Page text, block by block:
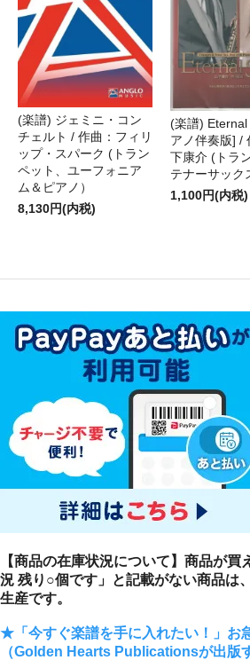
(楽譜) ジェミニ・コン
チェルト / 作曲：フィリ
ップ・スパーク (トラン
ペット、ユーフォニア
ム＆ピアノ）
8,130円(内税)
(楽譜)
アノ伴奏版] /
下康介 (トラ
テナーサック
1,100円(内税)
【商品の在庫状況について】商品が
況 残り○個です」と記載がない商品は
生産です。
★「今すぐ楽譜を手に入れたい！」お
（Golden Hearts Publicationsが出版